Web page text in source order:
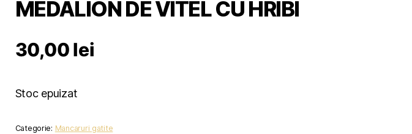
MEDALION DE VITEL CU HRIBI
30,00lei
Stoc epuizat
Categorie: Mancaruri gatite